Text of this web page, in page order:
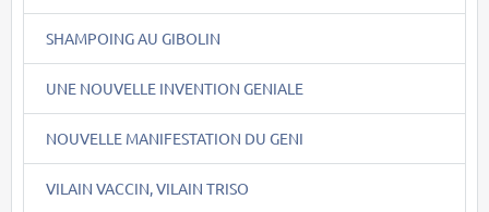
SHAMPOING AU GIBOLIN
UNE NOUVELLE INVENTION GENIALE
NOUVELLE MANIFESTATION DU GENI
VILAIN VACCIN, VILAIN TRISO